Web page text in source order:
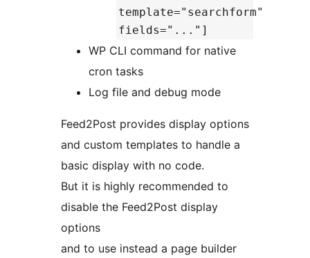
template="searchform"
fields="..."]
WP CLI command for native
cron tasks
Log file and debug mode
Feed2Post provides display options
and custom templates to handle a
basic display with no code.
But it is highly recommended to
disable the Feed2Post display
options
and to use instead a page builder